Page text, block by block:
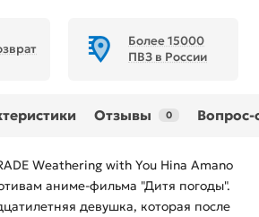
Более 15000
ПВЗ в России
Отзывы 0 Вопрос-
Weathering with You Hina Amano
аниме-фильма "Дитя погоды".
девушка, которая после